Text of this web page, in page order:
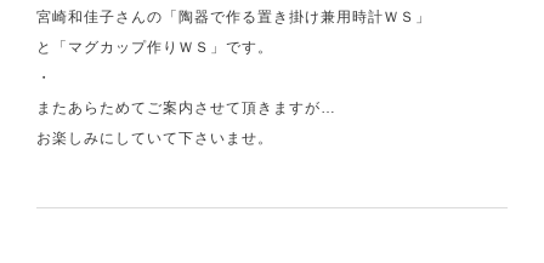
宮崎和佳子さんの「陶器で作る置き掛け兼用時計ＷＳ」
と「マグカップ作りＷＳ」です。
・
またあらためてご案内させて頂きますが…
お楽しみにしていて下さいませ。